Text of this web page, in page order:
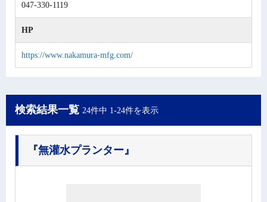
047-330-1119
HP
https://www.nakamura-mfg.com/
検索結果一覧 24件中 1-24件を表示
『無灌水プランター』